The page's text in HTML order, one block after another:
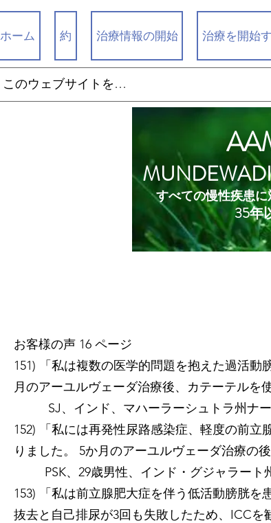
ホーム 約 治療情報の開始 治療を開始
すべての慢性疾患
35年
お客様の声 16 ページ
151) 「私は複数の医学的問題を抱えた過活
月のアーユルヴェーダ治療後、カテーテルを
SJ、インド、マハーラーシュトラ州ナー
152) 「私には再発性尿路感染症、軽度の前
りました。 5か月のアーユルヴェーダ治療の
PSK、29歳男性、インド・グジャラート州
153) 「私は前立腺肥大症を伴う低活動膀胱
抜去と自己排尿が3回も失敗したため、ICC